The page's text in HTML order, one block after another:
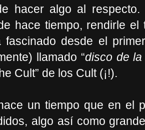
hacer algo al
hace tiempo, rendirle
fascinado desde el
llamado “disco de
Cult” de los Cult (¡!).
un tiempo que en el
algo así como